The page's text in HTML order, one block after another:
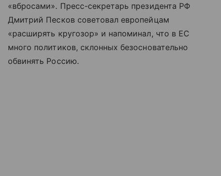
«вбросами». Пресс-секретарь президента РФ
Дмитрий Песков советовал европейцам
«расширять кругозор» и напоминал, что в ЕС
много политиков, склонных безосновательно
обвинять Россию.